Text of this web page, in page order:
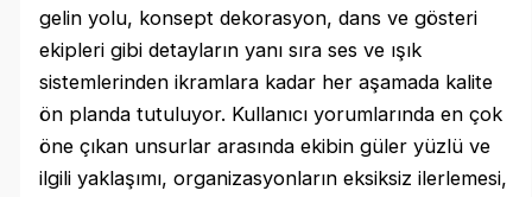
gelin yolu, konsept dekorasyon, dans ve gösteri
ekipleri gibi detayların yanı sıra ses ve ışık
sistemlerinden ikramlara kadar her aşamada kalite
ön planda tutuluyor. Kullanıcı yorumlarında en çok
öne çıkan unsurlar arasında ekibin güler yüzlü ve
ilgili yaklaşımı, organizasyonların eksiksiz ilerlemesi,